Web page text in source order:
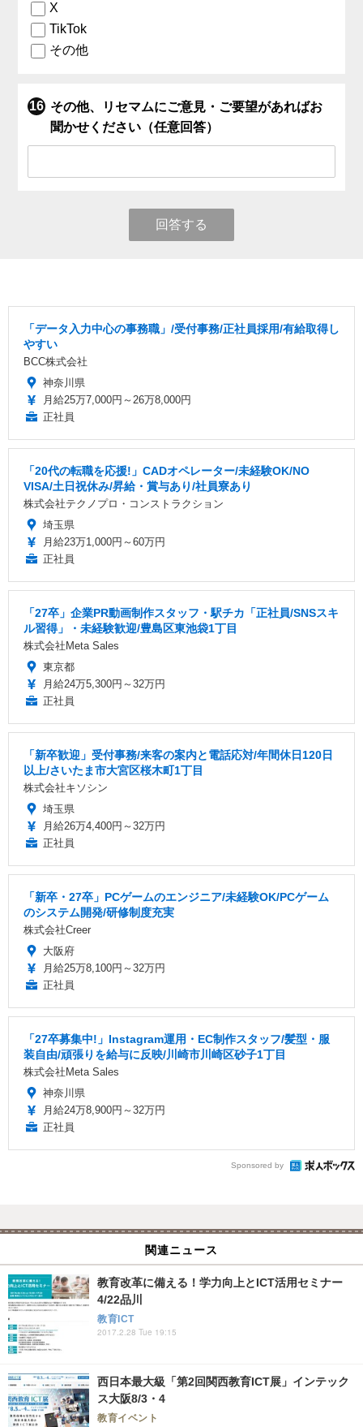
X
TikTok
その他
その他、リセマムにご意見・ご要望があればお
聞かせください（任意回答）
回答する
「データ入力中心の事務職」/受付事務/正社員採用/有給取得し
やすい
BCC株式会社
神奈川県
月給25万7,000円～26万8,000円
正社員
「20代の転職を応援!」CADオペレーター/未経験OK/NO
VISA/土日祝休み/昇給・賞与あり/社員寮あり
株式会社テクノプロ・コンストラクション
埼玉県
月給23万1,000円～60万円
正社員
「27卒」企業PR動画制作スタッフ・駅チカ「正社員/SNSスキ
ル習得」・未経験歓迎/豊島区東池袋1丁目
株式会社Meta Sales
東京都
月給24万5,300円～32万円
正社員
「新卒歓迎」受付事務/来客の案内と電話応対/年間休日120日
以上/さいたま市大宮区桜木町1丁目
株式会社キソシン
埼玉県
月給26万4,400円～32万円
正社員
「新卒・27卒」PCゲームのエンジニア/未経験OK/PCゲーム
のシステム開発/研修制度充実
株式会社Creer
大阪府
月給25万8,100円～32万円
正社員
「27卒募集中!」Instagram運用・EC制作スタッフ/髪型・服
装自由/頑張りを給与に反映/川崎市川崎区砂子1丁目
株式会社Meta Sales
神奈川県
月給24万8,900円～32万円
正社員
Sponsored by
関連ニュース
教育改革に備える！学力向上とICT活用セミナー
4/22品川
教育ICT
2017.2.28 Tue 19:15
西日本最大級「第2回関西教育ICT展」インテック
ス大阪8/3・4
教育イベント